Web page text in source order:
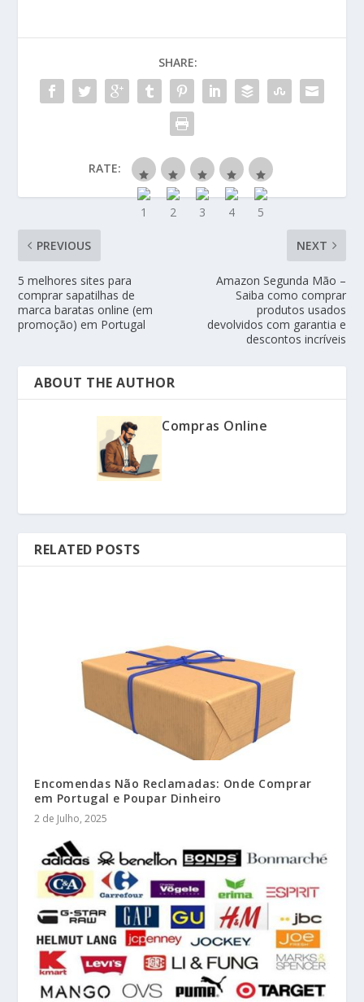
SHARE:
RATE:
PREVIOUS
5 melhores sites para
comprar sapatilhas de
marca baratas online (em
promoção) em Portugal
NEXT
Amazon Segunda Mão –
Saiba como comprar
produtos usados
devolvidos com garantia e
descontos incríveis
ABOUT THE AUTHOR
Compras Online
RELATED POSTS
Encomendas Não Reclamadas: Onde Comprar
em Portugal e Poupar Dinheiro
2 de Julho, 2025